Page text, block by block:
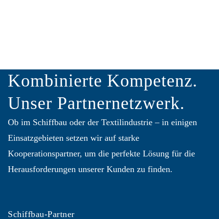
Kombinierte Kompetenz.
Unser Partnernetzwerk.
Ob im Schiffbau oder der Textilindustrie – in einigen
Einsatzgebieten setzen wir auf starke
Kooperationspartner, um die perfekte Lösung für die
Herausforderungen unserer Kunden zu finden.
Schiffbau-Partner